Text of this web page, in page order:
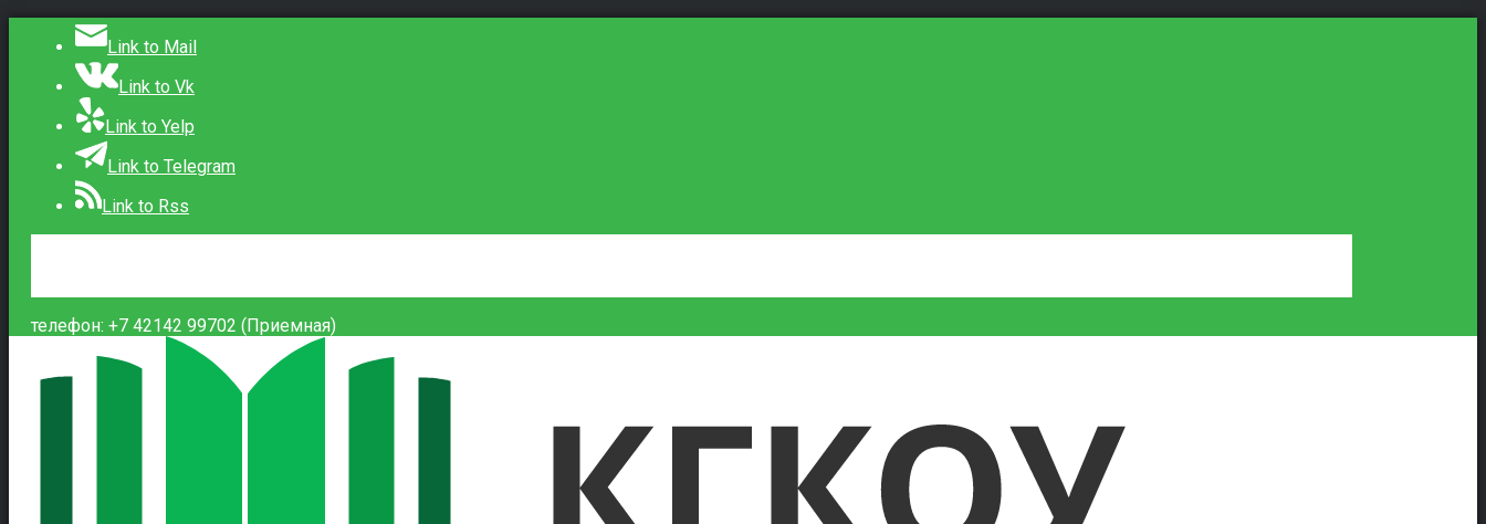
Link to Mail
Link to Vk
Link to Yelp
Link to Telegram
Link to Rss
телефон: +7 42142 99702 (Приемная)